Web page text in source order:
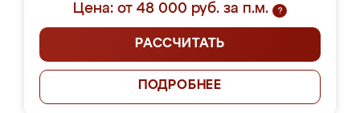
Цена: от 48 000 руб. за п.м.
?
РАССЧИТАТЬ
ПОДРОБНЕЕ